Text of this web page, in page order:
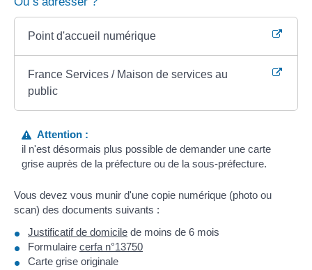
Point d'accueil numérique
France Services / Maison de services au
public
Attention :
il n'est désormais plus possible de demander une carte
grise auprès de la préfecture ou de la sous-préfecture.
Vous devez vous munir d'une copie numérique (photo ou
scan) des documents suivants :
Justificatif de domicile de moins de 6 mois
Formulaire cerfa n°13750
Carte grise originale